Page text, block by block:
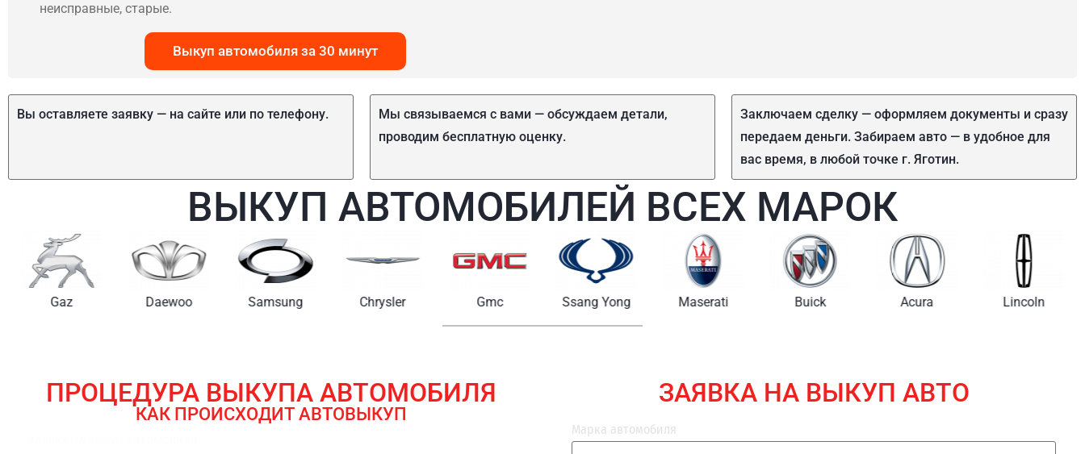
неисправные, старые.
Выкуп автомобиля за 30 минут
Вы оставляете заявку — на сайте или по телефону.
Мы связываемся с вами — обсуждаем детали,
проводим бесплатную оценку.
Заключаем сделку — оформляем документы и сразу
передаем деньги. Забираем авто — в удобное для
вас время, в любой точке г. Яготин.
ВЫКУП АВТОМОБИЛЕЙ ВСЕХ МАРОК
Gaz Daewoo Samsung Chrysler Gmc Ssang Yong Maserati Buick Acura Lincoln
ПРОЦЕДУРА ВЫКУПА АВТОМОБИЛЯ
КАК ПРОИСХОДИТ АВТОВЫКУП
ЗАЯВКА НА ВЫКУП АВТО
Марка автомобиля